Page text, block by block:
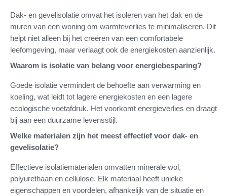
Dak- en gevelisolatie omvat het isoleren van het dak en de
muren van een woning om warmteverlies te minimaliseren. Dit
helpt niet alleen bij het creëren van een comfortabele
leefomgeving, maar verlaagt ook de energiekosten aanzienlijk.
Waarom is isolatie van belang voor energiebesparing?
Goede isolatie vermindert de behoefte aan verwarming en
koeling, wat leidt tot lagere energiekosten en een lagere
ecologische voetafdruk. Het voorkomt energieverlies en draagt
bij aan een duurzame levensstijl.
Welke materialen zijn het meest effectief voor dak- en
gevelisolatie?
Effectieve isolatiematerialen omvatten minerale wol,
polyurethaan en cellulose. Elk materiaal heeft unieke
eigenschappen en voordelen, afhankelijk van de situatie en